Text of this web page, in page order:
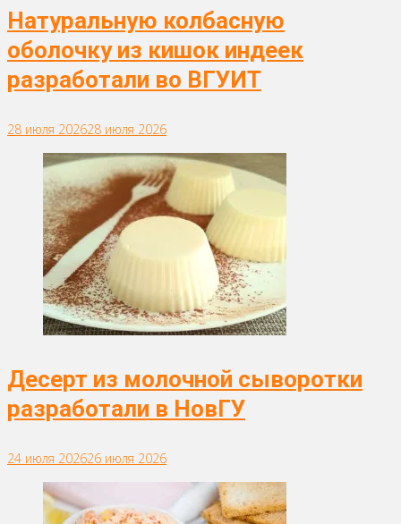
Натуральную колбасную
оболочку из кишок индеек
разработали во ВГУИТ
28 июля 202628 июля 2026
Десерт из молочной сыворотки
разработали в НовГУ
24 июля 202626 июля 2026